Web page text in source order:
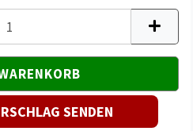
SENDEN